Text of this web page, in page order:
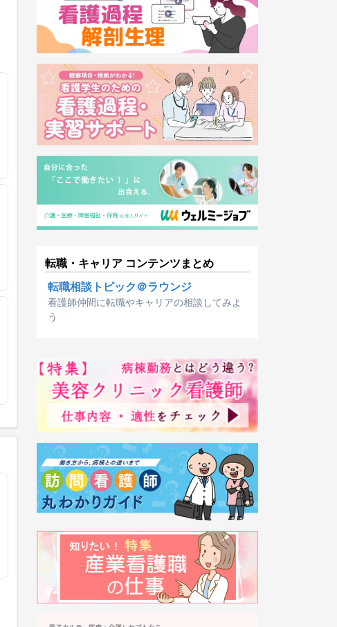
転職・キャリア コンテンツまとめ
転職相談トピック＠ラウンジ
看護師仲間に転職やキャリアの相談してみよ
う